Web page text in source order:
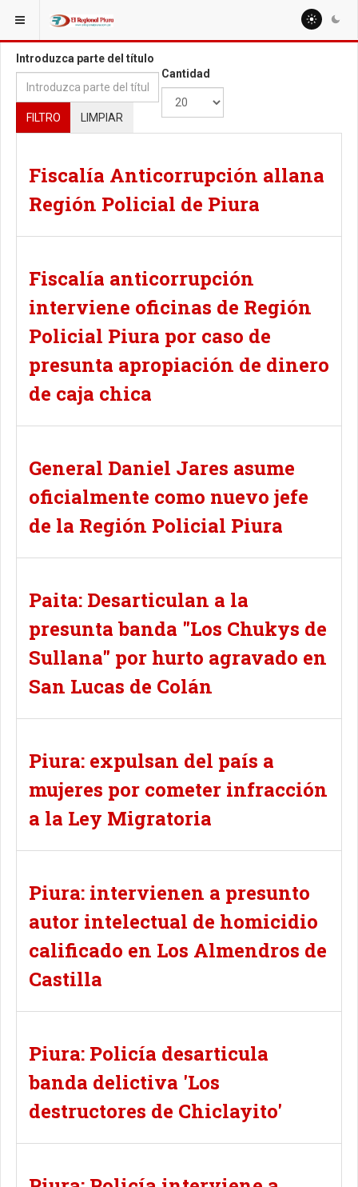
ESTÁ AQUÍ: TAGS
Introduzca parte del título
FILTRO LIMPIAR
Cantidad
Fiscalía Anticorrupción allana
Región Policial de Piura
Fiscalía anticorrupción
interviene oficinas de Región
Policial Piura por caso de
presunta apropiación de dinero
de caja chica
General Daniel Jares asume
oficialmente como nuevo jefe
de la Región Policial Piura
Paita: Desarticulan a la
presunta banda "Los Chukys de
Sullana" por hurto agravado en
San Lucas de Colán
Piura: expulsan del país a
mujeres por cometer infracción
a la Ley Migratoria
Piura: intervienen a presunto
autor intelectual de homicidio
calificado en Los Almendros de
Castilla
Piura: Policía desarticula
banda delictiva 'Los
destructores de Chiclayito'